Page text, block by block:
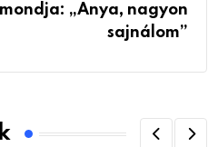
„Anya, nagyon
sajnálom”